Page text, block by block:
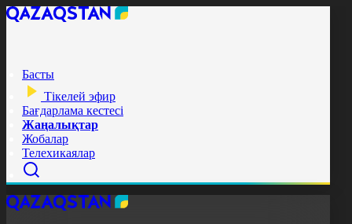
Басты
Тікелей эфир
Бағдарлама кестесі
Жаңалықтар
Жобалар
Телехикаялар